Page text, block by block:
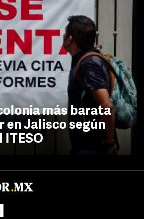
más barata
en Jalisco según
ITESO